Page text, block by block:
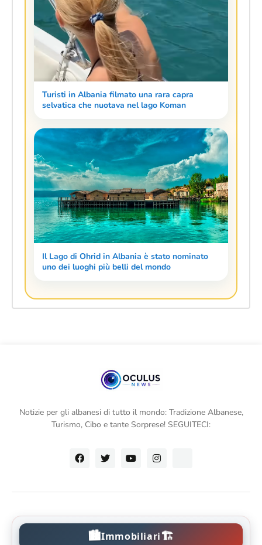
Turisti in Albania filmato una rara capra
selvatica che nuotava nel lago Koman
Il Lago di Ohrid in Albania è stato nominato
uno dei luoghi più belli del mondo
Notizie per gli albanesi di tutto il mondo: Tradizione Albanese,
Turismo, Cibo e tante Sorprese! SEGUITECI:
🏙️Immobiliari🏗️